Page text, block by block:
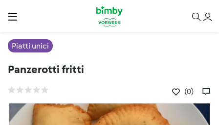
Piatti unici
Panzerotti fritti
(0)